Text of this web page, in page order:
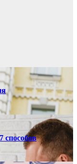
способов